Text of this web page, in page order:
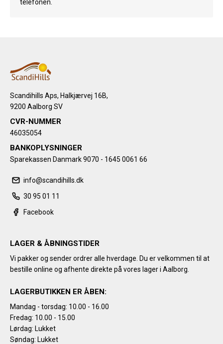
telefonen.
Scandihills Aps, Halkjærvej 16B,
9200 Aalborg SV
CVR-NUMMER
46035054
BANKOPLYSNINGER
Sparekassen Danmark 9070 - 1645 0061 66
info@scandihills.dk
30 95 01 11
Facebook
LAGER & ÅBNINGSTIDER
Vi pakker og sender ordrer alle hverdage. Du er velkommen til at
bestille online og afhente direkte på vores lager i Aalborg.
LAGERBUTIKKEN ER ÅBEN:
Mandag - torsdag: 10.00 - 16.00
Fredag: 10.00 - 15.00
Lørdag: Lukket
Søndag: Lukket